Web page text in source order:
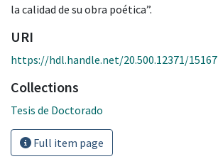
la calidad de su obra poética”.
URI
https://hdl.handle.net/20.500.12371/15167
Collections
Tesis de Doctorado
Full item page